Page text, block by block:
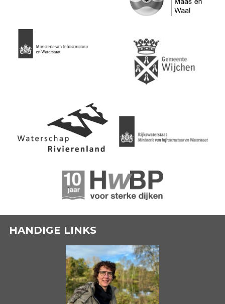
HANDIGE LINKS